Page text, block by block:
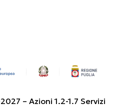
– Azioni 1.2-1.7 Servizi